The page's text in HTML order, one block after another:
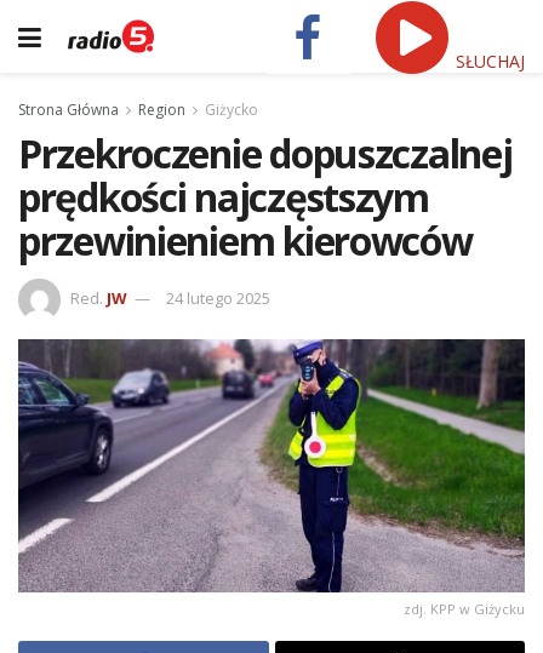
SŁUCHAJ
Strona Główna Region Giżycko
Przekroczenie dopuszczalnej
prędkości najczęstszym
przewinieniem kierowców
Red. JW 24 lutego 2025
zdj. KPP w Giżycku